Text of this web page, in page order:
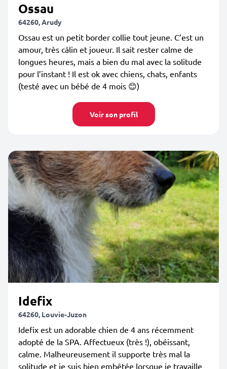
Ossau
64260, Arudy
Ossau est un petit border collie tout jeune. C’est un
amour, très câlin et joueur. Il sait rester calme de
longues heures, mais a bien du mal avec la solitude
pour l’instant ! Il est ok avec chiens, chats, enfants
(testé avec un bébé de 4 mois 😊)
Voir son profil
Idefix
64260, Louvie-Juzon
Idefix est un adorable chien de 4 ans récemment
adopté de la SPA. Affectueux (très !), obéissant,
calme. Malheureusement il supporte très mal la
solitude et je suis bien embêtée lorsque je travaille